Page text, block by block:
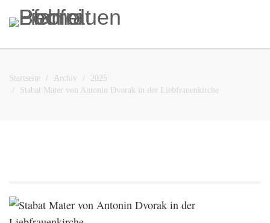
Startseite Archiv
2025
Stabat Mater von Antonin Dvorak in der Liebfrauenkirche